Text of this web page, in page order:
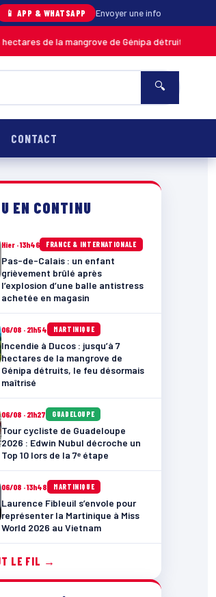
📱 APP & WHATSAPP Envoyer une info
de la mangrove de Génipa détruits, le feu
🔍
CONTACT
EN CONTINU
Hier · 13h46 FRANCE & INTERNATIONALE
Pas-de-Calais : un enfant
grièvement brûlé après
l’explosion d’une balle antistress
achetée en magasin
06/08 · 21h54 MARTINIQUE
Incendie à Ducos : jusqu’à 7
hectares de la mangrove de
Génipa détruits, le feu désormais
maîtrisé
06/08 · 21h27 GUADELOUPE
Tour cycliste de Guadeloupe
2026 : Edwin Nubul décroche un
Top 10 lors de la 7ᵉ étape
06/08 · 13h48 MARTINIQUE
Laurence Fibleuil s’envole pour
représenter la Martinique à Miss
World 2026 au Vietnam
LE FIL →